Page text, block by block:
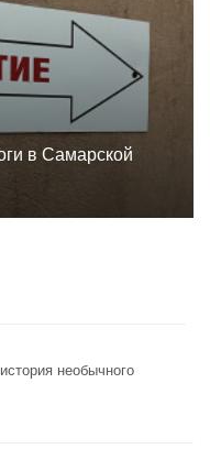
в Самарской
необычного